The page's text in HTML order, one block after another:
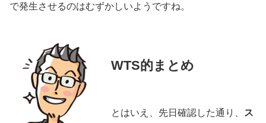
で発生させるのはむずかしいようですね。
WTS的まとめ
とはいえ、先日確認した通り、
ス